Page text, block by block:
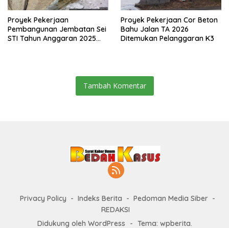
Proyek Pekerjaan
Pembangunan Jembatan Sei
STI Tahun Anggaran 2025
Proyek Pekerjaan Cor Beton
Bahu Jalan TA 2026
Ditemukan Pelanggaran K3
Tambah Komentar
Privacy Policy Indeks Berita
Pedoman Media Siber
REDAKSI
Didukung oleh WordPress
- Tema: wpberita.